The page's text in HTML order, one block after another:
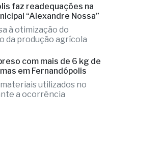
faz readequações na
“Alexandre Nossa”
à otimização do
da produção agrícola
com mais de 6 kg de
em Fernandópolis
utilizados no
a ocorrência